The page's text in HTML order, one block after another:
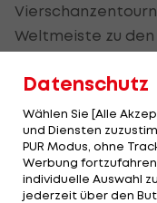
Weltmeiste zu
Das Springen
LIVE-Ticker:
Datenschutz
Wählen Sie [Alle
und Diensten
PUR Modus, ohne
Werbung
individuelle Auswahl
jederzeit über den